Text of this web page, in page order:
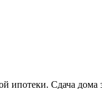
ипотеки. Сдача дома